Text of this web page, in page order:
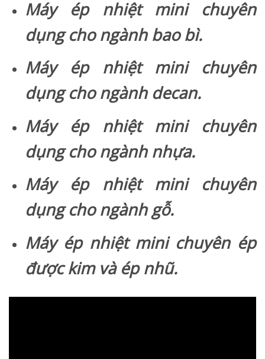
Máy ép nhiệt mini chuyên
dụng cho ngành bao bì.
Máy ép nhiệt mini chuyên
dụng cho ngành decan.
Máy ép nhiệt mini chuyên
dụng cho ngành nhựa.
Máy ép nhiệt mini chuyên
dụng cho ngành gỗ.
Máy ép nhiệt mini chuyên ép
được kim và ép nhũ.